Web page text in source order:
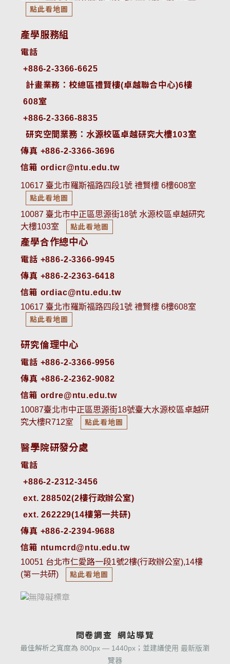
點此看地圖
產學服務組
電話
+886-2-3366-6625
計畫業務：校總區禮賢樓(卓越聯合中心)6樓
608室
+886-2-3366-8835
研究空間業務：水源校區卓越研究大樓103室
傳真 +886-2-3366-3696
信箱 ordicr@ntu.edu.tw
10617 臺北市羅斯福路四段1號 禮賢樓 6樓608室
點此看地圖
10087 臺北市中正區思源街18號 水源校區卓越研究
大樓103室
點此看地圖
產學合作總中心
電話 +886-2-3366-9945
傳真 +886-2-2363-6418
信箱 ordiac@ntu.edu.tw
10617 臺北市羅斯福路四段1號 禮賢樓 6樓608室
點此看地圖
研究倫理中心
電話 +886-2-3366-9956
傳真 +886-2-2362-9082
信箱 ordre@ntu.edu.tw
10087臺北市中正區思源街18號臺大水源校區卓越研
究大樓R712室
點此看地圖
醫學院研發分處
電話
ext. 288502(2樓行政辦公室)
ext. 262229(14樓第一共研)
傳真 +886-2-2394-9688
信箱 ntumcrd@ntu.edu.tw
10051 台北市仁愛路一段1號2樓(行政辦公室),14樓
(第一共研)
點此看地圖
問卷調查 網站導覽
最佳解析之寬度為 800px — 1440px；並建議使用 最新版瀏
覽器